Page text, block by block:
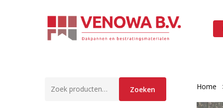
Zoeken Home